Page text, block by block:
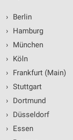
›
Berlin
›
Hamburg
›
München
›
Köln
›
Frankfurt (Main)
› Stuttgart
›
Dortmund
›
Düsseldorf
›
Essen